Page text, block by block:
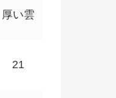
厚い雲
21